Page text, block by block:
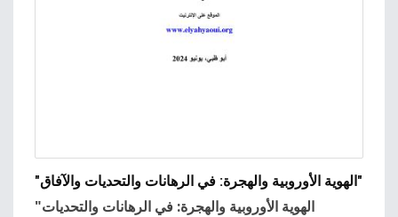
"الهوية الأوروبية والهجرة: في الرهانات والتحديات والآفاق"
"الهوية الأوروبية والهجرة: في الرهانات والتحديات